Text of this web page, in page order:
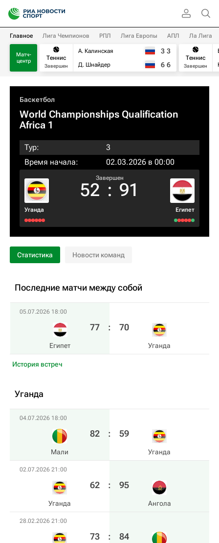
Главное Лига Чемпионов РПЛ Лига Европы АПЛ Ла Лига
Матч-
центр
Теннис
Завершен
А. Калинская
Д. Шнайдер
3 3
6 6
Теннис
Завершен
Баскетбол
World Championships Qualification
Africa 1
Тур:
3
Время начала:
02.03.2026 в 00:00
Уганда
Завершен
52 : 91
Египет
Статистика Новости команд
Последние матчи между собой
05.07.2026 18:00
Египет
77 : 70
Уганда
История встреч
Уганда
04.07.2026 18:00
Мали
82 : 59
Уганда
02.07.2026 21:00
Уганда
62 : 95
Ангола
28.02.2026 21:00
73 : 84